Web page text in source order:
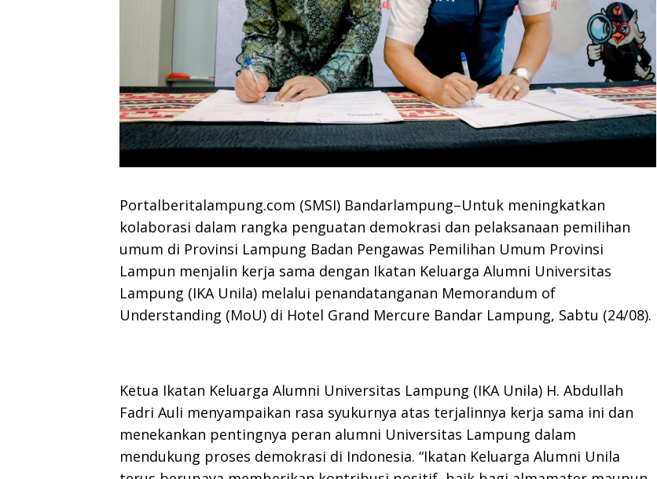
Portalberitalampung.com (SMSI) Bandarlampung–Untuk meningkatkan
kolaborasi dalam rangka penguatan demokrasi dan pelaksanaan pemilihan
umum di Provinsi Lampung Badan Pengawas Pemilihan Umum Provinsi
Lampun menjalin kerja sama dengan Ikatan Keluarga Alumni Universitas
Lampung (IKA Unila) melalui penandatanganan Memorandum of
Understanding (MoU) di Hotel Grand Mercure Bandar Lampung, Sabtu (24/08).
Ketua Ikatan Keluarga Alumni Universitas Lampung (IKA Unila) H. Abdullah
Fadri Auli menyampaikan rasa syukurnya atas terjalinnya kerja sama ini dan
menekankan pentingnya peran alumni Universitas Lampung dalam
mendukung proses demokrasi di Indonesia. “Ikatan Keluarga Alumni Unila